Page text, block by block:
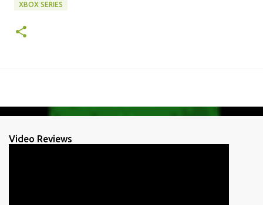
XBOX SERIES
Video Reviews